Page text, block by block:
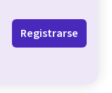
Registrarse